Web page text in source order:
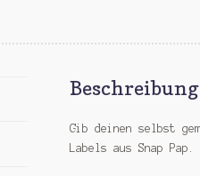
Beschreibung
Gib deinen selbst
Labels aus Snap Pap.